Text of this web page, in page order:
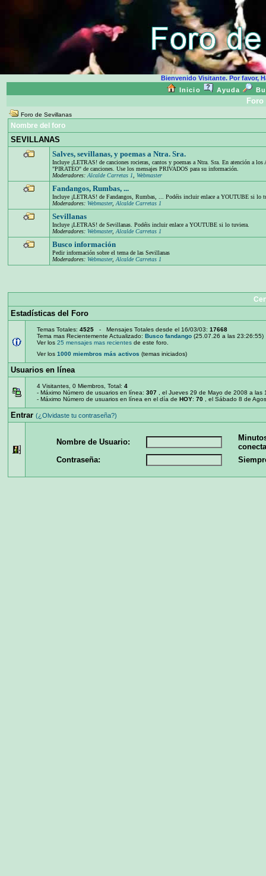
Bienvenido Visitante. Por favor,
Inicio
Ayuda
Foro de Sevillanas
Nombre del foro
SEVILLANAS
Salves, sevillanas, y poemas a Ntra. Sra.
Incluye ¡LETRAS! de canciones rocieras, cantos y poemas a Ntra. Sra. En atención a
"PIRATEO" de canciones. Use los mensajes PRIVADOS para su información.
Moderadores: Alcalde Carretas 1 Webmaster
Fandangos, Rumbas, ...
Incluye ¡LETRAS! de Fandangos, Rumbas, ... Podéis incluir enlace a YOUTUBE si lo
Moderadores: Webmaster, Alcalde Carretas 1
Sevillanas
Incluye ¡LETRAS! de Sevillanas. Podéis incluir enlace a YOUTUBE si lo tuviera.
Moderadores: Webmaster, Alcalde Carretas 1
Busco información
Pedir información sobre el tema de las Sevillanas
Moderadores: Webmaster, Alcalde Carretas 1
Estadísticas del Foro
Temas Totales: 4525- Mensajes Totales desde el 16/03/03: 17668
Tema mas Recientemente Actualizado: Busco fandango(25.07.26 a las 23:26:55)
Ver los 25 mensajes mas recientesde este foro.
Ver los 1000 miembros más activos (temas iniciados)
Usuarios en línea
4 Visitantes, 0 Miembros, Total: 4
- Máximo Número de usuarios en línea: 307
, el Jueves 29 de Mayo de 2008 a
- Máximo Número de usuarios en línea en el día de HOY: 70 , el Sábado 8 de
Entrar (¿Olvidaste tu contraseña?)
Nombre de Usuario:
Contraseña: